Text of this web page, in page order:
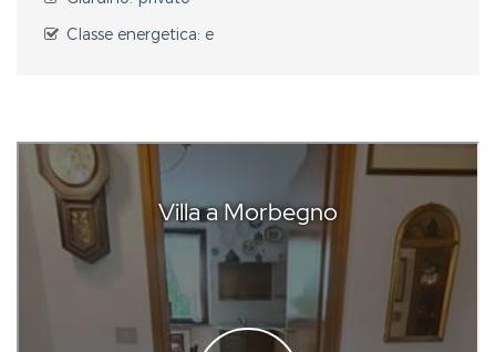
Classe energetica: e